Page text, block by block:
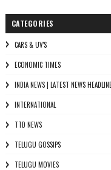
CATEGORIES
CARS & UV'S
ECONOMIC TIMES
INDIA NEWS | LATEST NEWS
INTERNATIONAL
TTD NEWS
TELUGU GOSSIPS
TELUGU MOVIES